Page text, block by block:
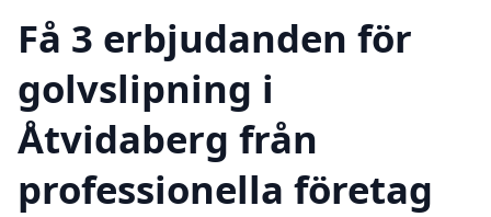
Få 3 erbjudanden för
golvslipning i
Åtvidaberg från
professionella företag